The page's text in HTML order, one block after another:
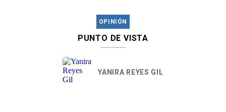
OPINIÓN
PUNTO DE VISTA
YANIRA REYES GIL